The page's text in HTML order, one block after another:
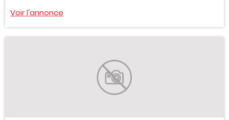
Voir l'annonce